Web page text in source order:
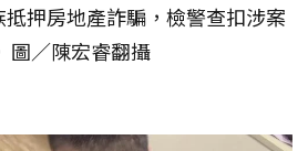
押房地產詐騙，檢警查扣涉案
圖／陳宏睿翻攝